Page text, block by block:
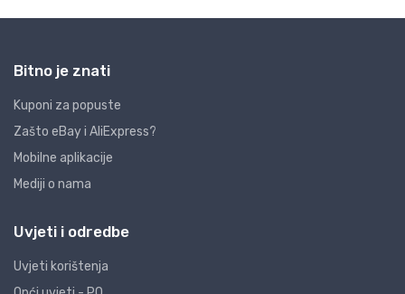
Bitno je znati
Kuponi za popuste
Zašto eBay i AliExpress?
Mobilne aplikacije
Mediji o nama
Uvjeti i odredbe
Uvjeti korištenja